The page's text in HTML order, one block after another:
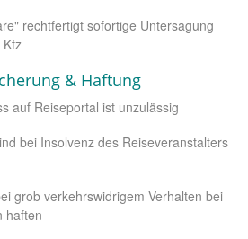
rechtfertigt sofortige Untersagung
Kfz
& Haftung
auf Reiseportal ist unzulässig
bei Insolvenz des Reiseveranstalters
grob verkehrswidrigem Verhalten bei
haften